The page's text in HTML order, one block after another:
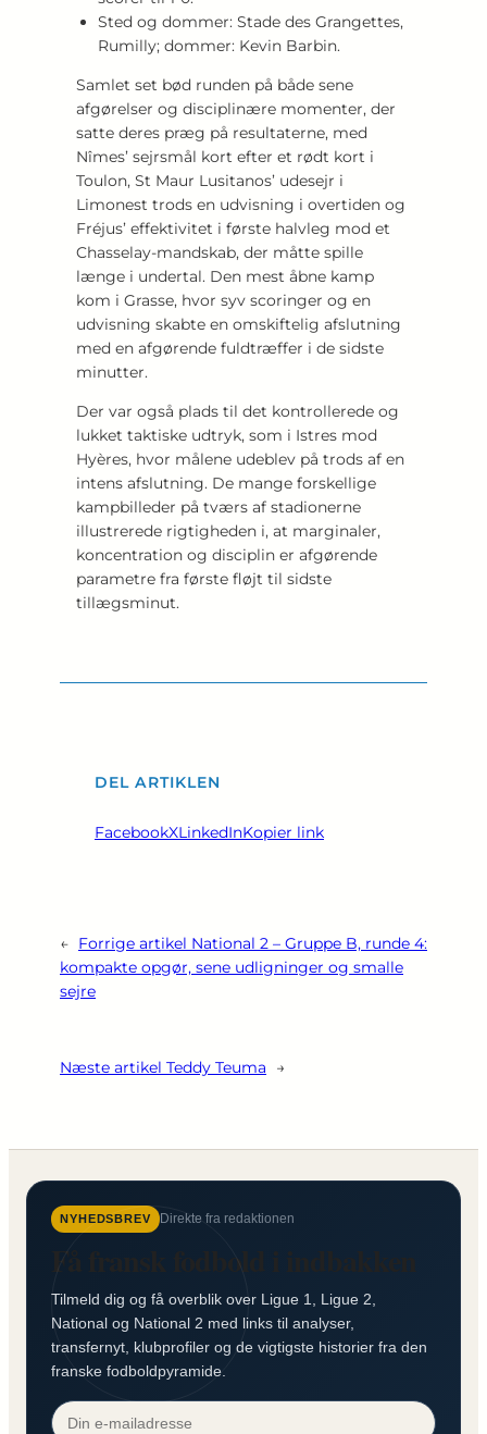
Sted og dommer: Stade des Grangettes,
Rumilly; dommer: Kevin Barbin.
Samlet set bød runden på både sene
afgørelser og disciplinære momenter, der
satte deres præg på resultaterne, med
Nîmes’ sejrsmål kort efter et rødt kort i
Toulon, St Maur Lusitanos’ udesejr i
Limonest trods en udvisning i overtiden og
Fréjus’ effektivitet i første halvleg mod et
Chasselay-mandskab, der måtte spille
længe i undertal. Den mest åbne kamp
kom i Grasse, hvor syv scoringer og en
udvisning skabte en omskiftelig afslutning
med en afgørende fuldtræffer i de sidste
minutter.
Der var også plads til det kontrollerede og
lukket taktiske udtryk, som i Istres mod
Hyères, hvor målene udeblev på trods af en
intens afslutning. De mange forskellige
kampbilleder på tværs af stadionerne
illustrerede rigtigheden i, at marginaler,
koncentration og disciplin er afgørende
parametre fra første fløjt til sidste
tillægsminut.
DEL ARTIKLEN
FacebookXLinkedInKopier link
← Forrige artikel National 2 – Gruppe B, runde 4:
kompakte opgør, sene udligninger og smalle
sejre
Næste artikel Teddy Teuma →
NYHEDSBREV Direkte fra redaktionen
Få fransk fodbold i indbakken
Tilmeld dig og få overblik over Ligue 1, Ligue 2,
National og National 2 med links til analyser,
transfernyt, klubprofiler og de vigtigste historier fra den
franske fodboldpyramide.